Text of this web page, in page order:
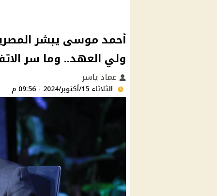
أحمد موسى يبشر
ولي العهد.. وما سر
عماد ياسر
الثلاثاء 15/أكتوبر/2024 - 09:56 م